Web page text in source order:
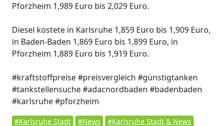
Pforzheim 1,989 Euro bis 2,029 Euro.
Diesel kostete in Karlsruhe 1,859 Euro bis 1,909 Euro,
in Baden-Baden 1,869 Euro bis 1,899 Euro, in
Pforzheim 1,889 Euro bis 1,919 Euro.
#kraftstoffpreise #preisvergleich #günstigtanken
#tankstellensuche #adacnordbaden #badenbaden
#karlsruhe #pforzheim
#Karlsruhe Stadt #News #Karlsruhe Stadt & News